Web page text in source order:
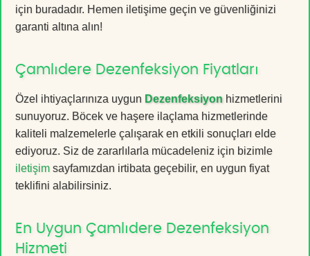
için buradadır. Hemen iletişime geçin ve güvenliğinizi
garanti altına alın!
Çamlıdere Dezenfeksiyon Fiyatları
Özel ihtiyaçlarınıza uygun Dezenfeksiyon hizmetlerini
sunuyoruz. Böcek ve haşere ilaçlama hizmetlerinde
kaliteli malzemelerle çalışarak en etkili sonuçları elde
ediyoruz. Siz de zararlılarla mücadeleniz için bizimle
iletişim sayfamızdan irtibata geçebilir, en uygun fiyat
teklifini alabilirsiniz.
En Uygun Çamlıdere Dezenfeksiyon
Hizmeti